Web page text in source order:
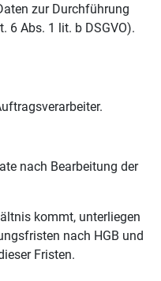
zur Durchführung
6 Abs. 1 lit. b DSGVO).
nach Bearbeitung der
kommt, unterliegen
nach HGB und
Fristen.